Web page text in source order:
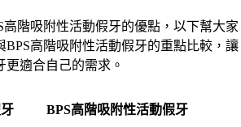
高階吸附性活動假牙的優點，以下幫大家
BPS高階吸附性活動假牙的重點比較，讓
適合自己的需求。
BPS高階吸附性活動假牙